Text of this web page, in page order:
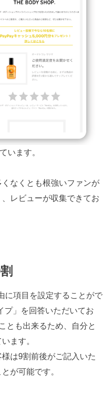
います。
なくとも根強いファンが
レビューが収集できてお
に項目を設定することがで
プ」を回答いただいてお
とも出来るため、自分と
ます。
は9割前後がご記入いた
が可能です。